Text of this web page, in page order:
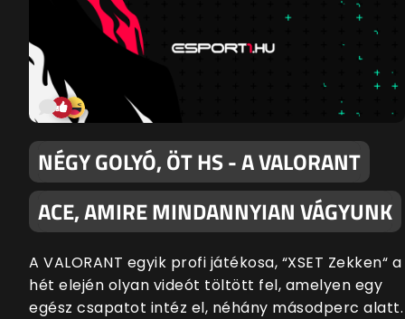
NÉGY GOLYÓ, ÖT HS - A VALORANT
ACE, AMIRE MINDANNYIAN VÁGYUNK
A VALORANT egyik profi játékosa, “XSET Zekken“ a
hét elején olyan videót töltött fel, amelyen egy
egész csapatot intéz el, néhány másodperc alatt.